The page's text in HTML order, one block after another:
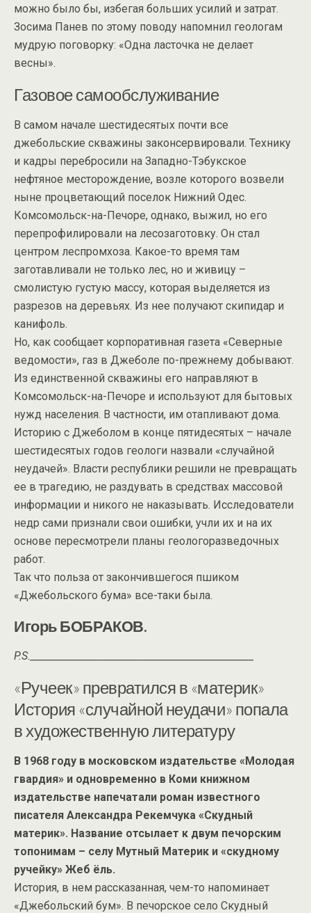
можно было бы, избегая больших усилий и затрат.
Зосима Панев по этому поводу напомнил геологам
мудрую поговорку: «Одна ласточка не делает
весны».
Газовое самообслуживание
В самом начале шестидесятых почти все
джебольские скважины законсервировали. Технику
и кадры перебросили на Западно-Тэбукское
нефтяное месторождение, возле которого возвели
ныне процветающий поселок Нижний Одес.
Комсомольск-на-Печоре, однако, выжил, но его
перепрофилировали на лесозаготовку. Он стал
центром леспромхоза. Какое-то время там
заготавливали не только лес, но и живицу –
смолистую густую массу, которая выделяется из
разрезов на деревьях. Из нее получают скипидар и
канифоль.
Но, как сообщает корпоративная газета «Северные
ведомости», газ в Джеболе по-прежнему добывают.
Из единственной скважины его направляют в
Комсомольск-на-Печоре и используют для бытовых
нужд населения. В частности, им отапливают дома.
Историю с Джеболом в конце пятидесятых – начале
шестидесятых годов геологи назвали «случайной
неудачей». Власти республики решили не превращать
ее в трагедию, не раздувать в средствах массовой
информации и никого не наказывать. Исследователи
недр сами признали свои ошибки, учли их и на их
основе пересмотрели планы геологоразведочных
работ.
Так что польза от закончившегося пшиком
«Джебольского бума» все-таки была.
Игорь БОБРАКОВ.
P.S.______________________________________________
«Ручеек» превратился в «материк»
История «случайной неудачи» попала
в художественную литературу
В 1968 году в московском издательстве «Молодая
гвардия» и одновременно в Коми книжном
издательстве напечатали роман известного
писателя Александра Рекемчука «Скудный
материк». Название отсылает к двум печорским
топонимам – селу Мутный Материк и «скудному
ручейку» Жеб ёль.
История, в нем рассказанная, чем-то напоминает
«Джебольский бум». В печорское село Скудный